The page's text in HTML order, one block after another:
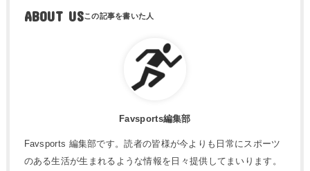
ABOUT US
Favsports編集部
Favsports 編集部です。読者の皆様が今よりも日常にスポーツ
のある生活が生まれるような情報を日々提供してまいります。